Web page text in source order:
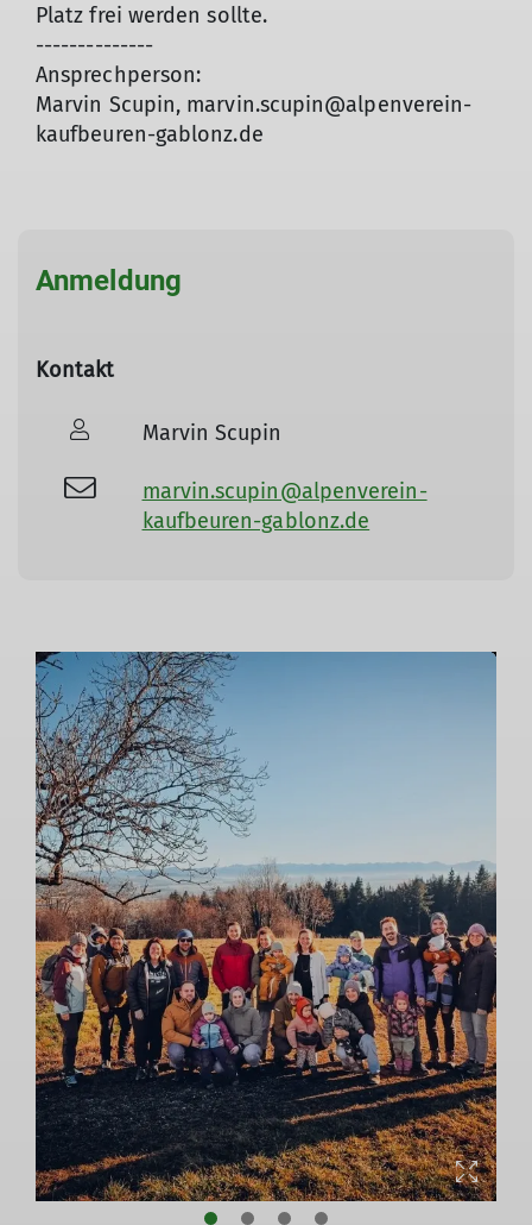
Platz frei werden sollte.
--------------
Ansprechperson:
Marvin Scupin, marvin.scupin@alpenverein-
kaufbeuren-gablonz.de
Anmeldung
Kontakt
Marvin Scupin
marvin.scupin@alpenverein-
kaufbeuren-gablonz.de
© Tobias Scheßl